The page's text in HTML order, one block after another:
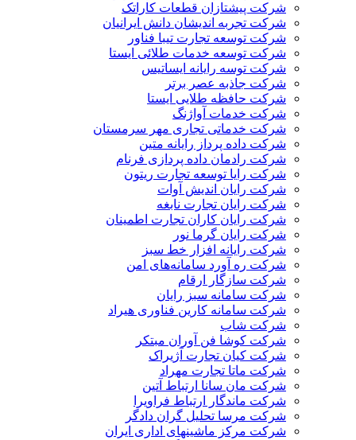
شرکت پیشتازان قطعات کاراتک
شرکت تجربه اندیشان دانش ایرانیان
شرکت توسعه تجارت تیبا فناور
شرکت توسعه خدمات طلائی ایستا
شرکت توسه رایانه ایساتیس
شرکت جاذبه عصر برتر
شرکت حافظه طلایی ایستا
شرکت خدمات آواژنگ
شرکت خدماتی تجاری مهر سرمستان
شرکت داده پرداز رایانه متین
شرکت رادمان داده پردازی فرنام
شرکت رایا توسعه تجارت ریتون
شرکت رایان اندیش آوات
شرکت رایان تجارت نابغه
شرکت رایان کاران تجارت اطمینان
شرکت رایان گرما نور
شرکت رایانه افزار خط سبز
شرکت ره آورد سامانه‌های امن
شرکت سازگار ارقام
شرکت سامانه سبز رایان
شرکت سامانه کارین فناوری هیراد
شرکت شاب
شرکت کوشا فن آوران مبتکر
شرکت کیان تجارت آژیراک
شرکت ماتا تجارت مهراد
شرکت مان سانا ارتباط آتین
شرکت ماندگار ارتباط فراویرا
شرکت مرسا تحلیل گران دادگر
شرکت مرکز ماشینهای اداری ایران